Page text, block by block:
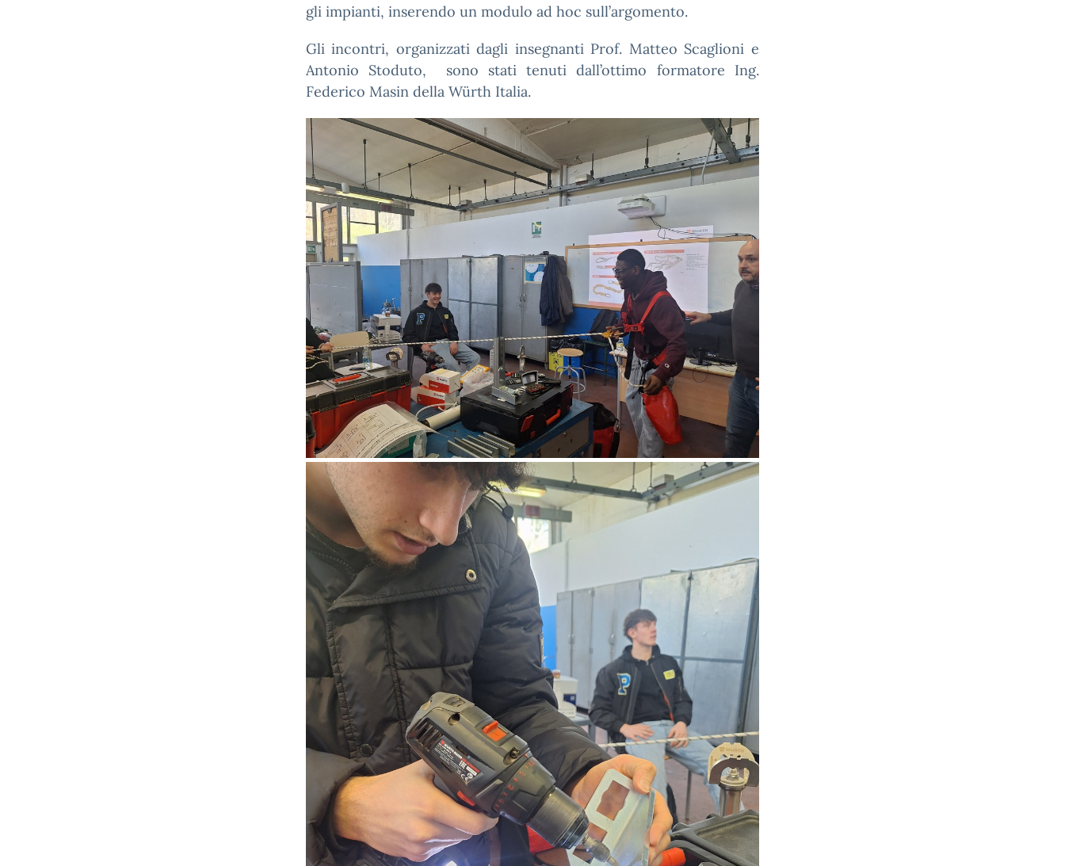
gli impianti, inserendo un modulo ad hoc sull’argomento.
Gli incontri, organizzati dagli insegnanti Prof. Matteo Scaglioni e
Antonio Stoduto, sono stati tenuti dall’ottimo formatore Ing.
Federico Masin della Würth Italia.